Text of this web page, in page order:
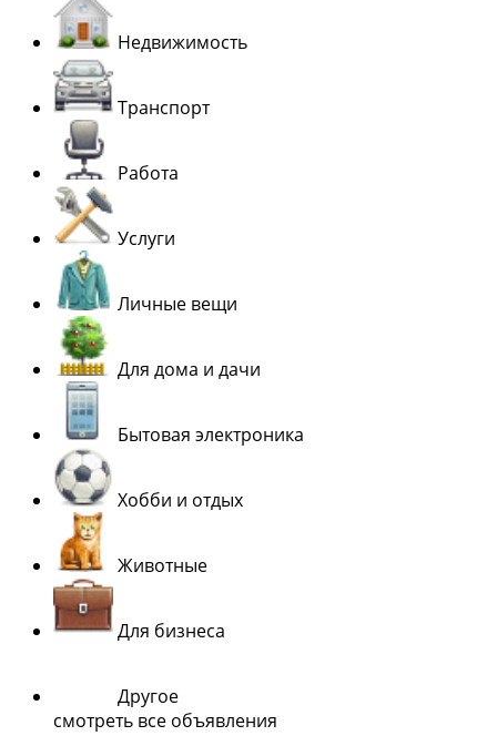
Недвижимость
Транспорт
Работа
Услуги
Личные вещи
Для дома и дачи
Бытовая электроника
Хобби и отдых
Животные
Для бизнеса
Другое
смотреть все объявления